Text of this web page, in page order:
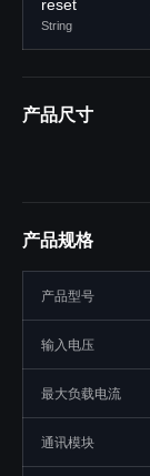
reset
String
产品尺寸
产品规格
产品型号
输入电压
最大负载电流
通讯模块